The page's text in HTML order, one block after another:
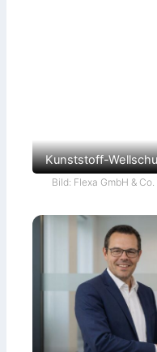
Kunststoff-
Bild: Flexa GmbH & Co.